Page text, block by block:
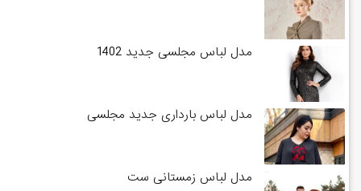
مدل لباس مجلسی جدید 1402
مدل لباس بارداری جدید مجلسی
مدل لباس زمستانی ست